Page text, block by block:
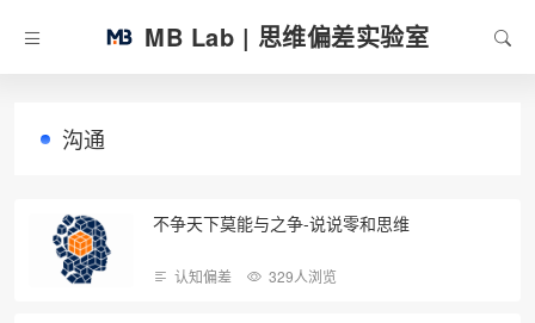
MB Lab | 思维偏差实验室
沟通
不争天下莫能与之争-说说零和思维
认知偏差 329人浏览